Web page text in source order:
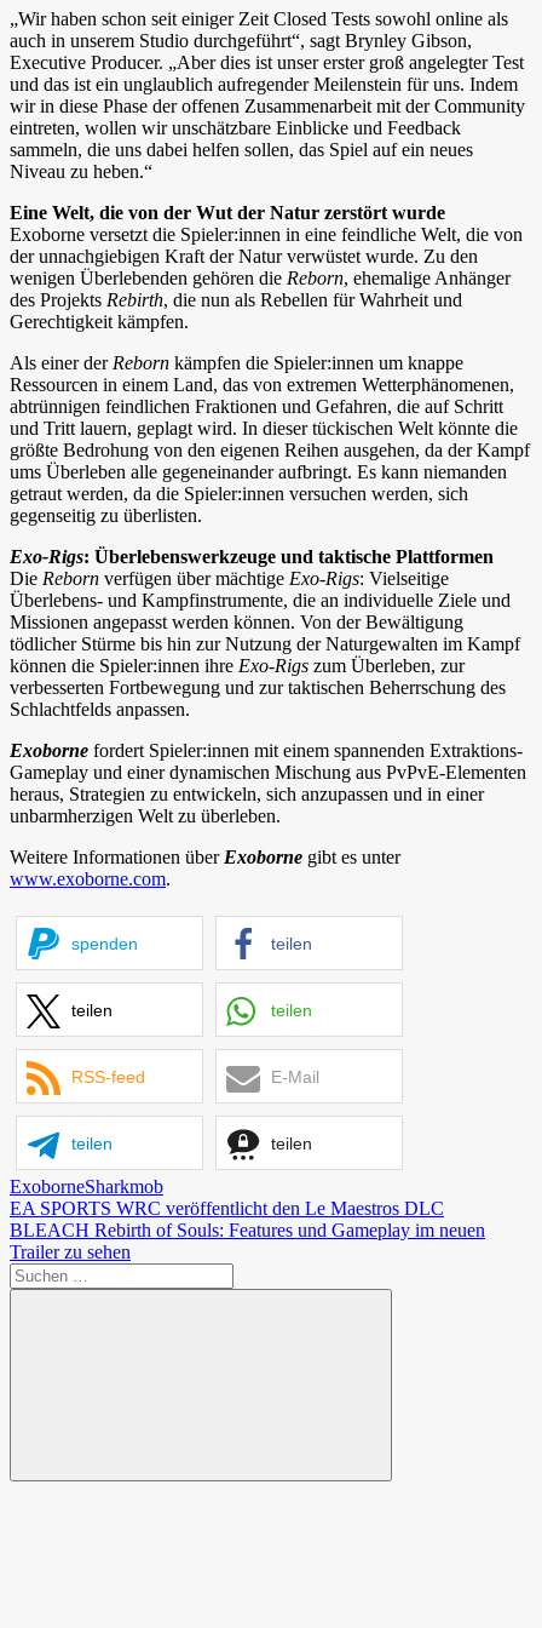
„Wir haben schon seit einiger Zeit Closed Tests sowohl online als
auch in unserem Studio durchgeführt“, sagt Brynley Gibson,
Executive Producer. „Aber dies ist unser erster groß angelegter Test
und das ist ein unglaublich aufregender Meilenstein für uns. Indem
wir in diese Phase der offenen Zusammenarbeit mit der Community
eintreten, wollen wir unschätzbare Einblicke und Feedback
sammeln, die uns dabei helfen sollen, das Spiel auf ein neues
Niveau zu heben.“
Eine Welt, die von der Wut der Natur zerstört wurde
Exoborne versetzt die Spieler:innen in eine feindliche Welt, die von
der unnachgiebigen Kraft der Natur verwüstet wurde. Zu den
wenigen Überlebenden gehören die Reborn, ehemalige Anhänger
des Projekts Rebirth, die nun als Rebellen für Wahrheit und
Gerechtigkeit kämpfen.
Als einer derReborn kämpfen die Spieler:innen um knappe
Ressourcen in einem Land, das von extremen Wetterphänomenen,
abtrünnigen feindlichen Fraktionen und Gefahren, die auf Schritt
und Tritt lauern, geplagt wird. In dieser tückischen Welt könnte die
größte Bedrohung von den eigenen Reihen ausgehen, da der Kampf
ums Überleben alle gegeneinander aufbringt. Es kann niemanden
getraut werden, da die Spieler:innen versuchen werden, sich
gegenseitig zu überlisten.
Exo-Rigs: Überlebenswerkzeuge und taktische Plattformen
Die Reborn verfügen über mächtige Exo-Rigs: Vielseitige
Überlebens- und Kampfinstrumente, die an individuelle Ziele und
Missionen angepasst werden können. Von der Bewältigung
tödlicher Stürme bis hin zur Nutzung der Naturgewalten im Kampf
können die Spieler:innen ihre Exo-Rigs zum Überleben, zur
verbesserten Fortbewegung und zur taktischen Beherrschung des
Schlachtfelds anpassen.
Exoborne fordert Spieler:innen mit einem spannenden Extraktions-
Gameplay und einer dynamischen Mischung aus PvPvE-Elementen
heraus, Strategien zu entwickeln, sich anzupassen und in einer
unbarmherzigen Welt zu überleben.
Weitere Informationen überExoborne gibt es unter
www.exoborne.com.
spenden teilen
teilen teilen
RSS-feed E-Mail
teilen teilen
ExoborneSharkmob
Beitragsnavigation
Vorheriger
Beitrag:
EA SPORTS WRC veröffentlicht den Le Maestros DLC
Nächster
Beitrag:
BLEACH Rebirth of Souls: Features und Gameplay im neuen
Trailer zu sehen
Suchen
nach:
Suchen